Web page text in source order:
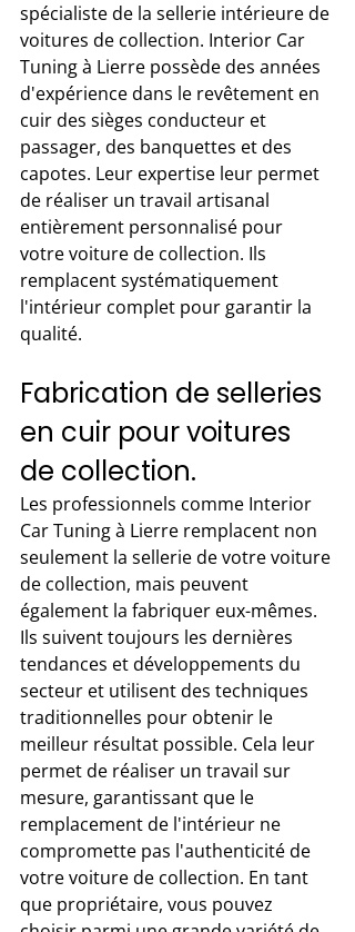
spécialiste de la sellerie intérieure de
voitures de collection. Interior Car
Tuning à Lierre possède des années
d'expérience dans le revêtement en
cuir des sièges conducteur et
passager, des banquettes et des
capotes. Leur expertise leur permet
de réaliser un travail artisanal
entièrement personnalisé pour
votre voiture de collection. Ils
remplacent systématiquement
l'intérieur complet pour garantir la
qualité.
Fabrication de selleries
en cuir pour voitures
de collection.
Les professionnels comme Interior
Car Tuning à Lierre remplacent non
seulement la sellerie de votre voiture
de collection, mais peuvent
également la fabriquer eux-mêmes.
Ils suivent toujours les dernières
tendances et développements du
secteur et utilisent des techniques
traditionnelles pour obtenir le
meilleur résultat possible. Cela leur
permet de réaliser un travail sur
mesure, garantissant que le
remplacement de l'intérieur ne
compromette pas l'authenticité de
votre voiture de collection. En tant
que propriétaire, vous pouvez